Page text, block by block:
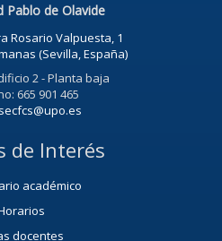
Pablo de Olavide
Rosario Valpuesta, 1
(Sevilla, España)
2 - Planta baja
665 901 465
secfcs@upo.es
de Interés
académico
docentes